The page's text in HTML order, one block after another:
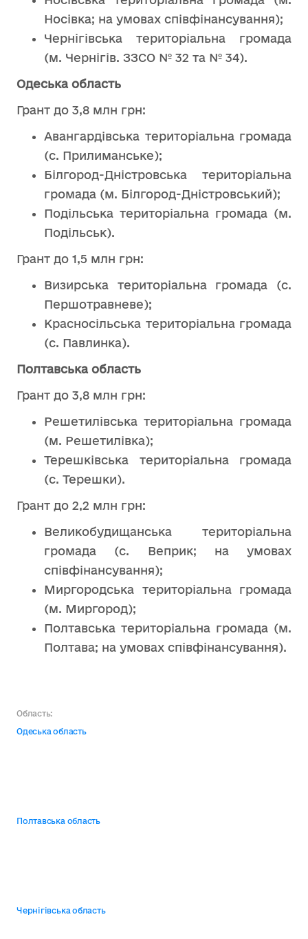
Носівка; на умовах співфінансування);
Чернігівська територіальна громада
(м. Чернігів. ЗЗСО № 32 та № 34).
Одеська область
Грант до 3,8 млн грн:
Авангардівська територіальна громада
(с. Прилиманське);
Білгород-Дністровська територіальна
громада (м. Білгород-Дністровський);
Подільська територіальна громада (м.
Подільськ).
Грант до 1,5 млн грн:
Визирська територіальна громада (с.
Першотравневе);
Красносільська територіальна громада
(с. Павлинка).
Полтавська область
Грант до 3,8 млн грн:
Решетилівська територіальна громада
(м. Решетилівка);
Терешківська територіальна громада
(с. Терешки).
Грант до 2,2 млн грн:
Великобудищанська територіальна
громада (с. Веприк; на умовах
співфінансування);
Миргородська територіальна громада
(м. Миргород);
Полтавська територіальна громада (м.
Полтава; на умовах співфінансування).
Область:
Одеська область
Полтавська область
Чернігівська область